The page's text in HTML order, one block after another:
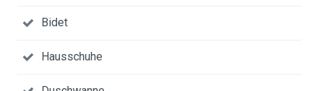
Bidet
Hausschuhe